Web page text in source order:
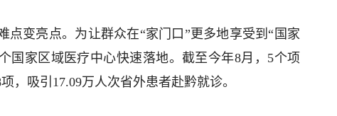
点变亮点。为让群众在“家门口”更多地享受到“国家
国家区域医疗中心快速落地。截至今年8月，5个项
，吸引17.09万人次省外患者赴黔就诊。